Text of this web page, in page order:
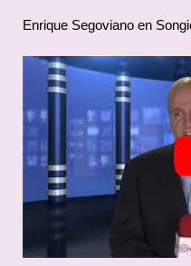
Enrique Segoviano en